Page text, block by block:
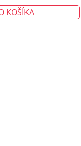
KOŠÍKA